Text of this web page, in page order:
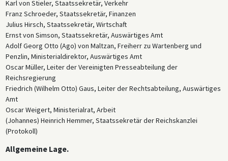
lukrativen Markt für deutsche Exporte zu einer Zeit öffnete, in der die
westeuropäischen Länder den Zugang zu ihrem Markt zunehmend
einschränkten. Viele deutsche Linke begrüßten den Vertrag aus
sentimentaler oder ideologischer Verbundenheit mit der russischen
Kultur oder mit dem Bolschewismus selbst. Selbst territoriale
Revisionisten begrüßten den Vertrag als eine Möglichkeit, den Druck
auf den neu geschaffenen Staat Polen zu erhöhen, der viele Regionen
umfasste, die bis 1918 zu Deutschland gehört hatten.
Für Großbritannien bedeutete der Vertrag von Rapallo jedoch eine
erhebliche Beeinträchtigung seiner Vorstellungen von der finanziellen
und wirtschaftlichen Wiedereingliederung Mittel- und Osteuropas, und
für Frankreich stellte der Vertrag eine grundlegende
strategischen Eindämmung befreite, die Frankreich nach dem Krieg so
Karl von Stieler, Staatssekretär, Verkehr
Franz Schroeder, Staatssekretär, Finanzen
Julius Hirsch, Staatssekretär, Wirtschaft
Ernst von Simson, Staatssekretär, Auswärtiges Amt
Adolf Georg Otto (Ago) von Maltzan, Freiherr zu Wartenberg und
Penzlin, Ministerialdirektor, Auswärtiges Amt
Oscar Müller, Leiter der Vereinigten Presseabteilung der
Reichsregierung
Friedrich (Wilhelm Otto) Gaus, Leiter der Rechtsabteilung, Auswärtiges
Amt
Oscar Weigert, Ministerialrat, Arbeit
(Johannes) Heinrich Hemmer, Staatssekretär der Reichskanzlei
(Protokoll)
Allgemeine Lage.